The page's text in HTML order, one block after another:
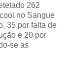
262
no Sangue
35 por falta de
e 20 por
se as